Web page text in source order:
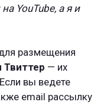
YouTube, а я и
размещения
Твиттер — их
вы ведете
email рассылку